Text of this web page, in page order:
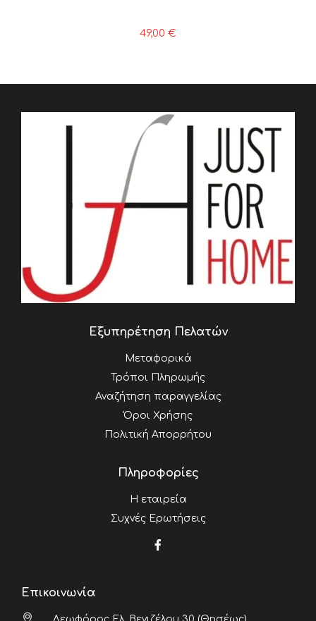
49,00 €
Εξυπηρέτηση Πελατών
Μεταφορικά
Τρόποι Πληρωμής
Αναζήτηση παραγγελίας
Όροι Χρήσης
Πολιτική Απορρήτου
Πληροφορίες
Η εταιρεία
Συχνές Ερωτήσεις
Επικοινωνία